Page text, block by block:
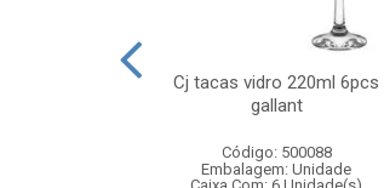
Cj tacas vidro 220ml 6pcs
gallant
Código: 500088
Embalagem: Unidade